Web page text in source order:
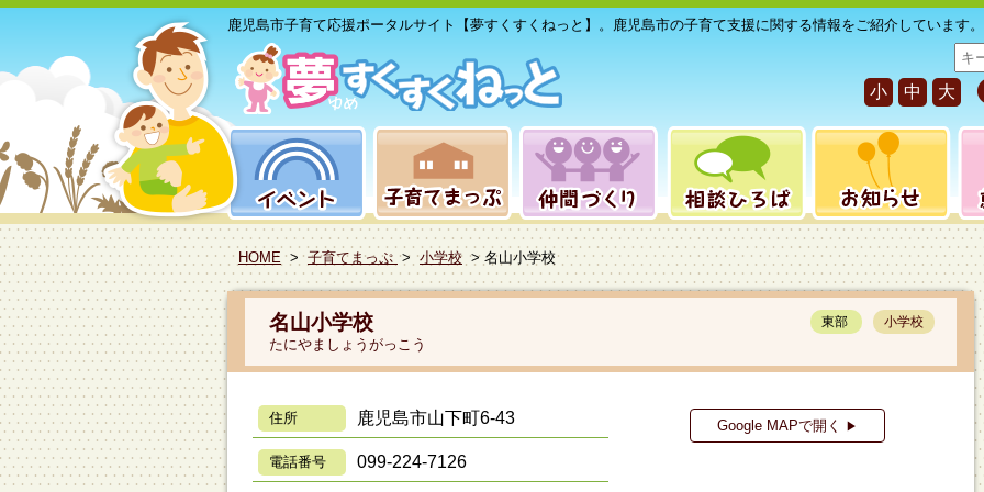
鹿児島市子育て応援ポータルサイト【夢すくすくねっと】。鹿児島市の子育て支援に関する情報をご紹介しています。
サ
イ
ト
内
小 中 大
HOME > 子育てまっぷ >小学校 > 名山小学校
名山小学校
たにやましょうがっこう
東部 小学校
Google MAPで開く ▶
住所 鹿児島市山下町6-43
電話番号 099-224-7126